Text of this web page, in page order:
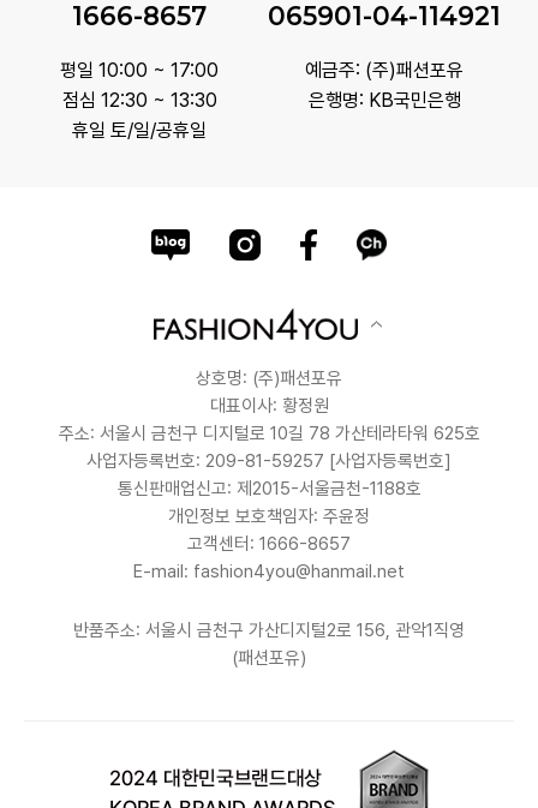
1666-8657
평일 10:00 ~ 17:00
점심 12:30 ~ 13:30
휴일 토/일/공휴일
065901-04-114921
예금주: (주)패션포유
은행명: KB국민은행
상호명: (주)패션포유
대표이사: 황정원
주소: 서울시 금천구 디지털로 10길 78 가산테라타워 625호
사업자등록번호: 209-81-59257 [사업자등록번호]
통신판매업신고: 제2015-서울금천-1188호
개인정보 보호책임자: 주윤정
고객센터: 1666-8657
E-mail: fashion4you@hanmail.net
반품주소: 서울시 금천구 가산디지털2로 156, 관악1직영
(패션포유)